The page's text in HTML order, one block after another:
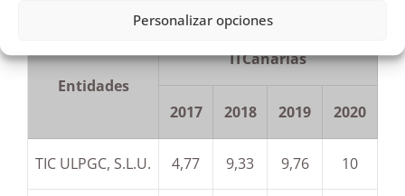
Personalizar opciones
Universidades canarias
Entidades
ITCanarias
2017 2018 2019 2020
TIC ULPGC, S.L.U. 4,77 9,33 9,76 10